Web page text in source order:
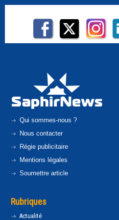
Qui sommes-nous ?
Nous contacter
Régie publicitaire
Mentions légales
Soumettre article
Rubriques
Actualité